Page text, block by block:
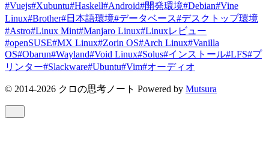
#Vuejs#Xubuntu#Haskell#Android#開発環境#Debian#Vine
Linux#Brother#日本語環境#データベース#デスクトップ環境
#Astro#Linux Mint#Manjaro Linux#Linuxレビュー
#openSUSE#MX Linux#Zorin OS#Arch Linux#Vanilla
OS#Obarun#Wayland#Void Linux#Solus#インストール#LFS#プ
リンター#Slackware#Ubuntu#Vim#オーディオ
© 2014-2026 クロの思考ノート Powered by Mutsura